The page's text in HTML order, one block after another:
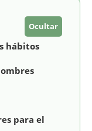
Ocultar
hábitos
para el